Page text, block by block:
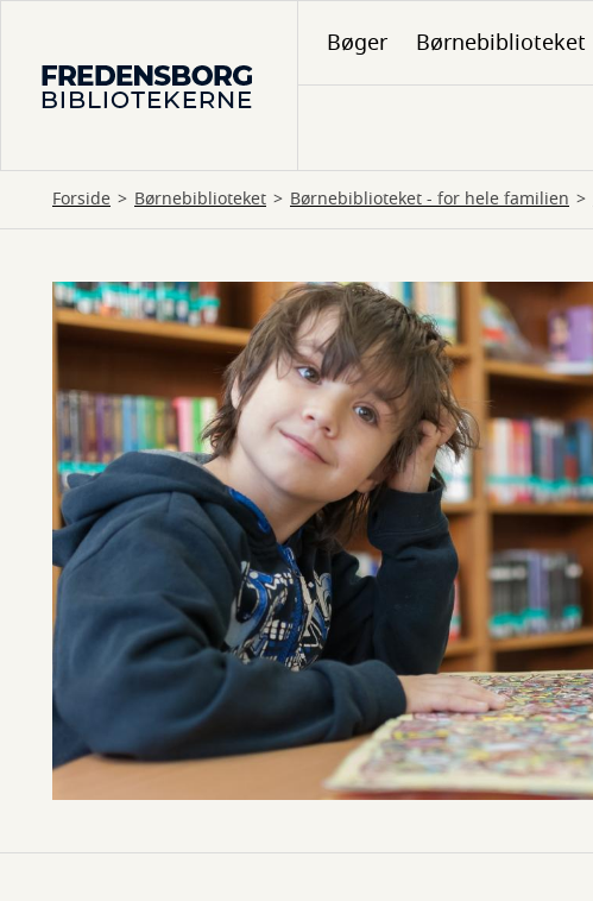
hovedindhold
Bøger Børnebiblioteket
Forside Børnebiblioteket Børnebiblioteket - for hele familien
læse?